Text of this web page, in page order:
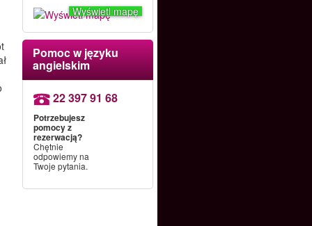
Wyświetl mapę
Pomoc w języku
angielskim
22 397 91 68
Potrzebujesz
pomocy z
rezerwacją?
Chętnie
odpowiemy na
Twoje pytania.